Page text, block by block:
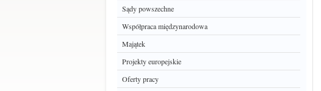
Sądy powszechne
Współpraca międzynarodowa
Majątek
Projekty europejskie
Oferty pracy